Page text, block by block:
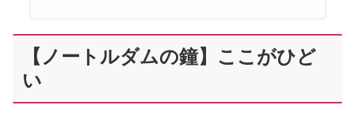
【ノートルダムの鐘】ここがひど
い